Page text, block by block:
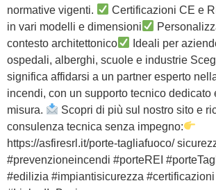
normative vigenti.
Certificazioni CE e
in vari modelli e dimensioni
contesto architettonico
Ideali per
ospedali, alberghi, scuole e industrie
significa affidarsi a un partner esperto
incendi, con un supporto tecnico dedicato
misura.
Scopri di più sul nostro sito e
consulenza tecnica senza impegno:
https://asfiresrl.it/porte-tagliafuoco/
#prevenzioneincendi #porteREI
#edilizia #impiantisicurezza #certificazioni